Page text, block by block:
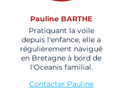
Pauline BARTHE
Pratiquant la voile
depuis l'enfance, elle a
régulièrement navigué
en Bretagne à bord de
l'Oceanis familial.
Contacter Pauline